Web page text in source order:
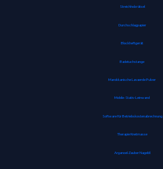
Streichholzrätsel
Durchschlagpapier
Blockheftgerät
Badetuchstange
Marokkanische Lavaerde Pulver
Mobile-Stativ-Leinwand
Software für Betriebskostenabrechnung
Therapie Knetmasse
Arganoel-Zauber Nagelöl